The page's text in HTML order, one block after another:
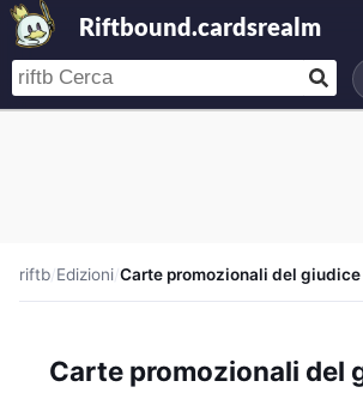
Riftbound.cardsrealm
riftb/Edizioni/Carte promozionali del
Carte promozionali del